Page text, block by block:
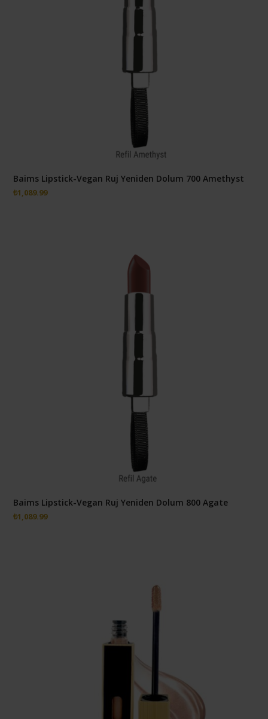
Baims Lipstick-Vegan Ruj Yeniden Dolum 700 Amethyst
₺1,089.99
Baims Lipstick-Vegan Ruj Yeniden Dolum 800 Agate
₺1,089.99